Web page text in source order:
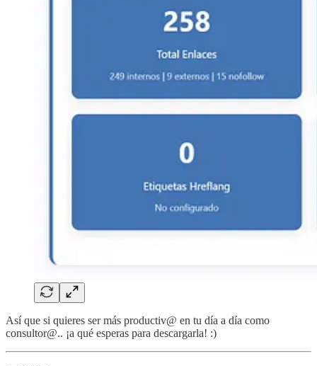
Así que si quieres ser más productiv@ en tu día a día como
consultor@.. ¡a qué esperas para descargarla! :)